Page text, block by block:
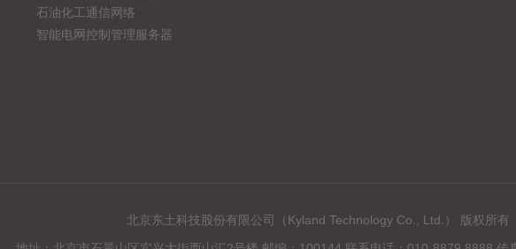
石油化工通信网络
智能电网控制管理服务器
北京东土科技股份有限公司（Kyland Technology Co., Ltd.） 版权所有